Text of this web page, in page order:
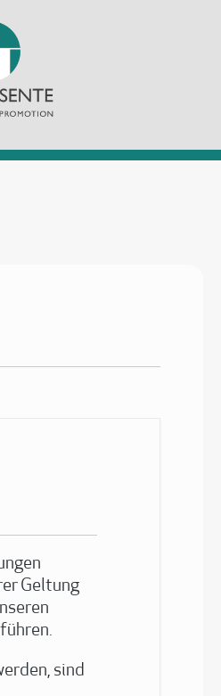
Geltung
sind